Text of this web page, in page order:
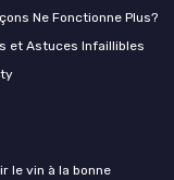
Ne Fonctionne Plus?
et Astuces Infaillibles
le vin à la bonne